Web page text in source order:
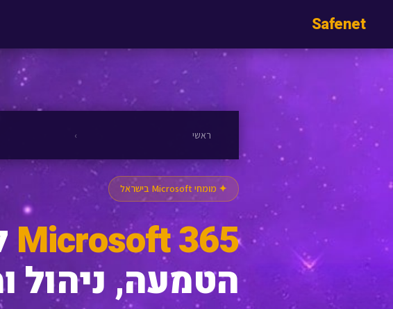
Safenet
ראשי ›
✦ מומחי Microsoft בישראל
Microsoft 365
הטמעה, ניהול